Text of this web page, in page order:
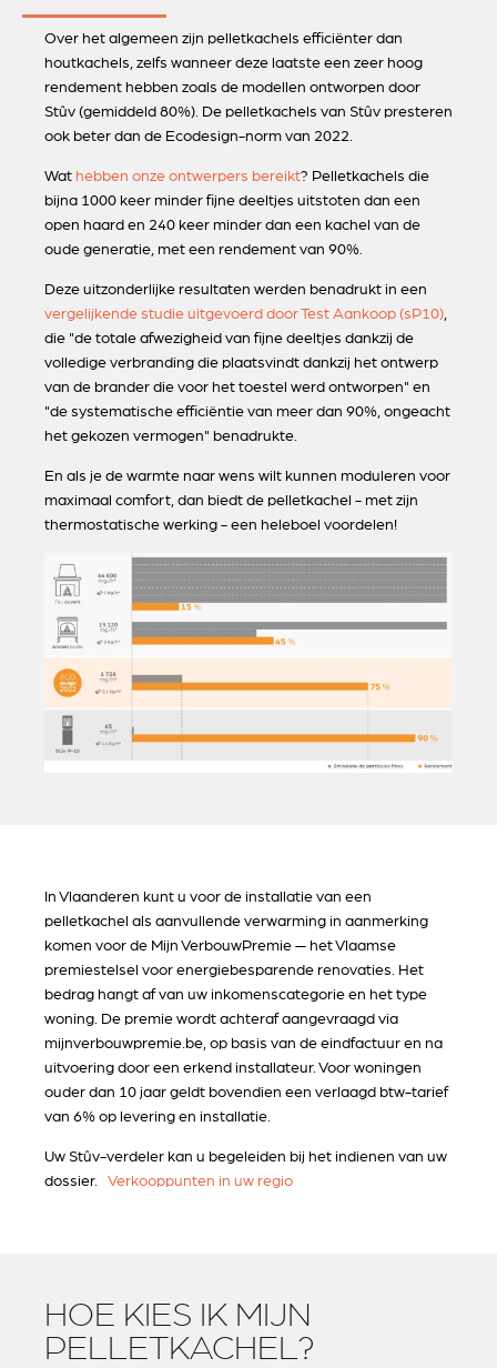
Over het algemeen zijn pelletkachels efficiënter dan
houtkachels, zelfs wanneer deze laatste een zeer hoog
rendement hebben zoals de modellen ontworpen door
Stûv (gemiddeld 80%). De pelletkachels van Stûv presteren
ook beter dan de Ecodesign-norm van 2022.
Wat hebben onze ontwerpers bereikt? Pelletkachels die
bijna 1000 keer minder fijne deeltjes uitstoten dan een
open haard en 240 keer minder dan een kachel van de
oude generatie, met een rendement van 90%.
Deze uitzonderlijke resultaten werden benadrukt in een
vergelijkende studie uitgevoerd door Test Aankoop (sP10),
die "de totale afwezigheid van fijne deeltjes dankzij de
volledige verbranding die plaatsvindt dankzij het ontwerp
van de brander die voor het toestel werd ontworpen" en
"de systematische efficiëntie van meer dan 90%, ongeacht
het gekozen vermogen" benadrukte.
En als je de warmte naar wens wilt kunnen moduleren voor
maximaal comfort, dan biedt de pelletkachel - met zijn
thermostatische werking - een heleboel voordelen!
In Vlaanderen kunt u voor de installatie van een
pelletkachel als aanvullende verwarming in aanmerking
komen voor de Mijn VerbouwPremie — het Vlaamse
premiestelsel voor energiebesparende renovaties. Het
bedrag hangt af van uw inkomenscategorie en het type
woning. De premie wordt achteraf aangevraagd via
mijnverbouwpremie.be, op basis van de eindfactuur en na
uitvoering door een erkend installateur. Voor woningen
ouder dan 10 jaar geldt bovendien een verlaagd btw-tarief
van 6% op levering en installatie.
Uw Stûv-verdeler kan u begeleiden bij het indienen van uw
dossier. Verkooppunten in uw regio
HOE KIES IK MIJN
PELLETKACHEL?